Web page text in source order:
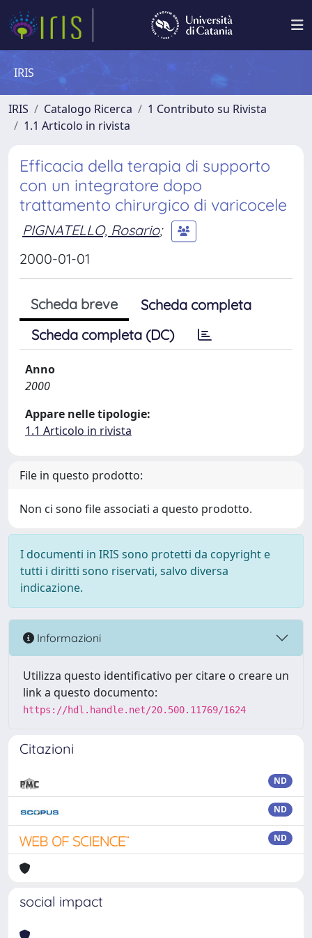
IRIS
IRIS Catalogo Ricerca
1 Contributo su Rivista
1.1 Articolo in rivista
Efficacia della terapia di supporto
con un integratore dopo
trattamento chirurgico di varicocele
PIGNATELLO, Rosario;
2000-01-01
Scheda breve
Scheda completa
Scheda completa (DC)
Anno
2000
Appare nelle tipologie:
1.1 Articolo in rivista
File in questo prodotto:
Non ci sono file associati a questo prodotto.
I documenti in IRIS sono protetti da copyright e
tutti i diritti sono riservati, salvo diversa
indicazione.
Informazioni
Utilizza questo identificativo per citare o creare un
link a questo documento:
https://hdl.handle.net/20.500.11769/1624
Citazioni
ND
ND
ND
social impact